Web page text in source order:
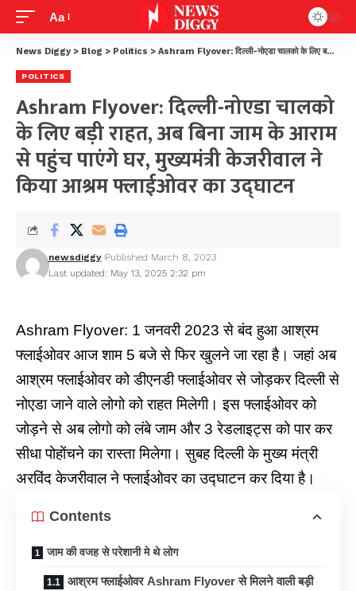
Aa
News Diggy > Blog > Politics > Ashram Flyover: दिल्ली-नोएडा चालको के लिए बड़ी राहत, अब बिना जाम के आराम से पहुंच पाएंगे घर, मुख्यमंत्री केजरीवाल ने किया आश्रम फ्लाईओवर का उद्घाटन
POLITICS
Ashram Flyover: दिल्ली-नोएडा चालको
के लिए बड़ी राहत, अब बिना जाम के आराम
से पहुंच पाएंगे घर, मुख्यमंत्री केजरीवाल ने
किया आश्रम फ्लाईओवर का उद्घाटन
Last updated: May 13, 2025 2:32 pm
newsdiggy Published March 8, 2023
Ashram Flyover: 1 जनवरी 2023 से बंद हुआ आश्रम
फ्लाईओवर आज शाम 5 बजे से फिर खुलने जा रहा है। जहां अब
आश्रम फ्लाईओवर को डीएनडी फ्लाईओवर से जोड़कर दिल्ली से
नोएडा जाने वाले लोगो को राहत मिलेगी। इस फ्लाईओवर को
जोड़ने से अब लोगो को लंबे जाम और 3 रेडलाइट्स को पार कर
सीधा पोहोंचने का रास्ता मिलेगा। सुबह दिल्ली के मुख्य मंत्री
अरविंद केजरीवाल ने फ्लाईओवर का उद्घाटन कर दिया है।
Contents
जाम की वजह से परेशानी मे थे लोग
आश्रम फ्लाईओवर Ashram Flyover से मिलने वाली बड़ी